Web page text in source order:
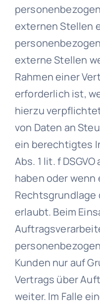
externen Stellen
externe Stellen
Rahmen einer
erforderlich ist,
hierzu
von Daten an
ein berechtigtes
Abs. 1 lit. f
haben oder
Rechtsgrundlage
erlaubt. Beim
Kunden nur auf
Vertrags über
weiter. Im Falle